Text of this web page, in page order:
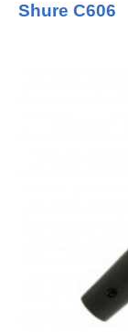
Shure C606